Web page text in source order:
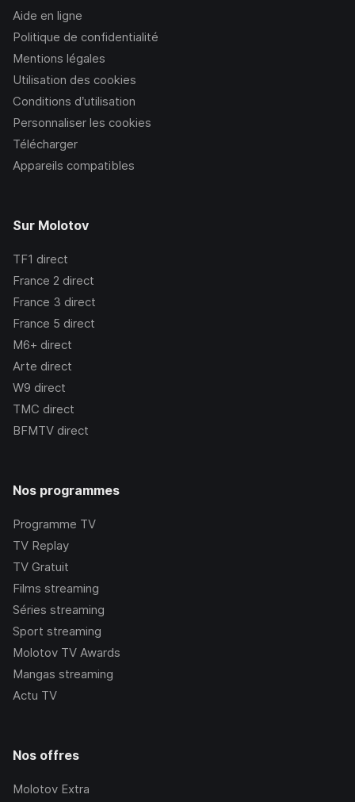
Aide en ligne
Politique de confidentialité
Mentions légales
Utilisation des cookies
Conditions d’utilisation
Personnaliser les cookies
Télécharger
Appareils compatibles
Sur Molotov
TF1 direct
France 2 direct
France 3 direct
France 5 direct
M6+ direct
Arte direct
W9 direct
TMC direct
BFMTV direct
Nos programmes
Programme TV
TV Replay
TV Gratuit
Films streaming
Séries streaming
Sport streaming
Molotov TV Awards
Mangas streaming
Actu TV
Nos offres
Molotov Extra